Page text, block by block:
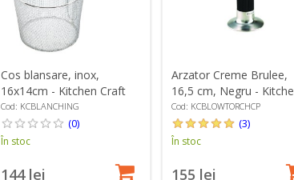
Cos blansare, inox,
16x14cm - Kitchen Craft
Cod: KCBLANCHING
(0)
În stoc
144 lei
Arzator Creme Brulee,
16,5 cm, Negru -
Craft
Cod: KCBLOWTORCHCP
(3)
În stoc
155 lei